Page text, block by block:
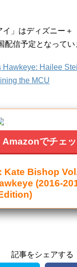
イ」はディズニー＋
配信予定となってい
Hawkeye: Hailee
the MCU
Amazonでチェッ
Kate Bishop
(2016-
記事をシェアする